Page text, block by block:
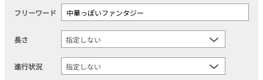
フリーワード
長さ
進行状況